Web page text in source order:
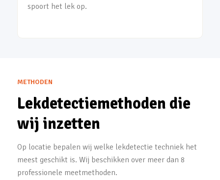
spoort het lek op.
METHODEN
Lekdetectiemethoden die
wij inzetten
Op locatie bepalen wij welke lekdetectie techniek het
meest geschikt is. Wij beschikken over meer dan 8
professionele meetmethoden.